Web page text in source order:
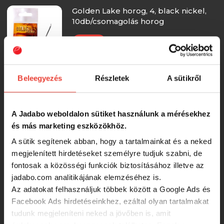
Beleegyezés Részletek A sütikről
A Jadabo weboldalon sütiket használunk a mérésekhez
és más marketing eszközökhöz.
A sütik segítenek abban, hogy a tartalmainkat és a neked
megjelenített hirdetéseket személyre tudjuk szabni, de
fontosak a közösségi funkciók biztosításához illetve az
jadabo.com analitikájának elemzéséhez is.
Az adatokat felhasználjuk többek között a Google Ads és
Facebook Ads hirdetéseinkhez, ezáltal olyan tartalmakat
tudunk megjeleníteni neked a jövőben is, amit
Golden Lake horog, 4, black nickel,
10db/csomagolás horog
Golden Lake horog, 4, black nickel,
10db/csomagolás
-41%
248 Ft
OREEL NEXT-ONE ISE-R BN 4
10DB/CS
-48%
264 Ft
Golden Lake horog, 4, fekete,